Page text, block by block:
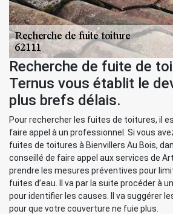
Recherche de fuite de
Ternus vous établit le
plus brefs délais.
Pour rechercher les fuites de toitures, il
faire appel à un professionnel. Si vous
fuites de toitures à Bienvillers Au Bois,
conseillé de faire appel aux services de
prendre les mesures préventives pour
fuites d’eau. Il va par la suite procéder à
pour identifier les causes. Il va suggérer
pour que votre couverture ne fuie plus.